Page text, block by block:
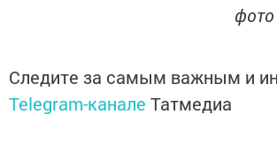
Следите за самым важным и
Telegram-канале Татмедиа